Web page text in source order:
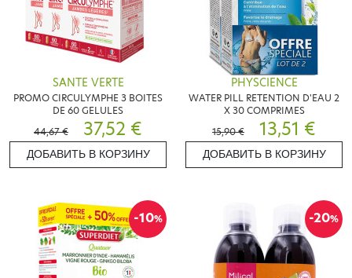
SANTE VERTE
PROMO CIRCULYMPHE 3 BOITES
DE 60 GELULES
44,67 €
37,52 €
ДОБАВИТЬ В КОРЗИНУ
PHYSCIENCE
WATER PILL RETENTION D'EAU 2
X 30 COMPRIMES
15,90 €
13,51 €
ДОБАВИТЬ В КОРЗИНУ
-10% -20%